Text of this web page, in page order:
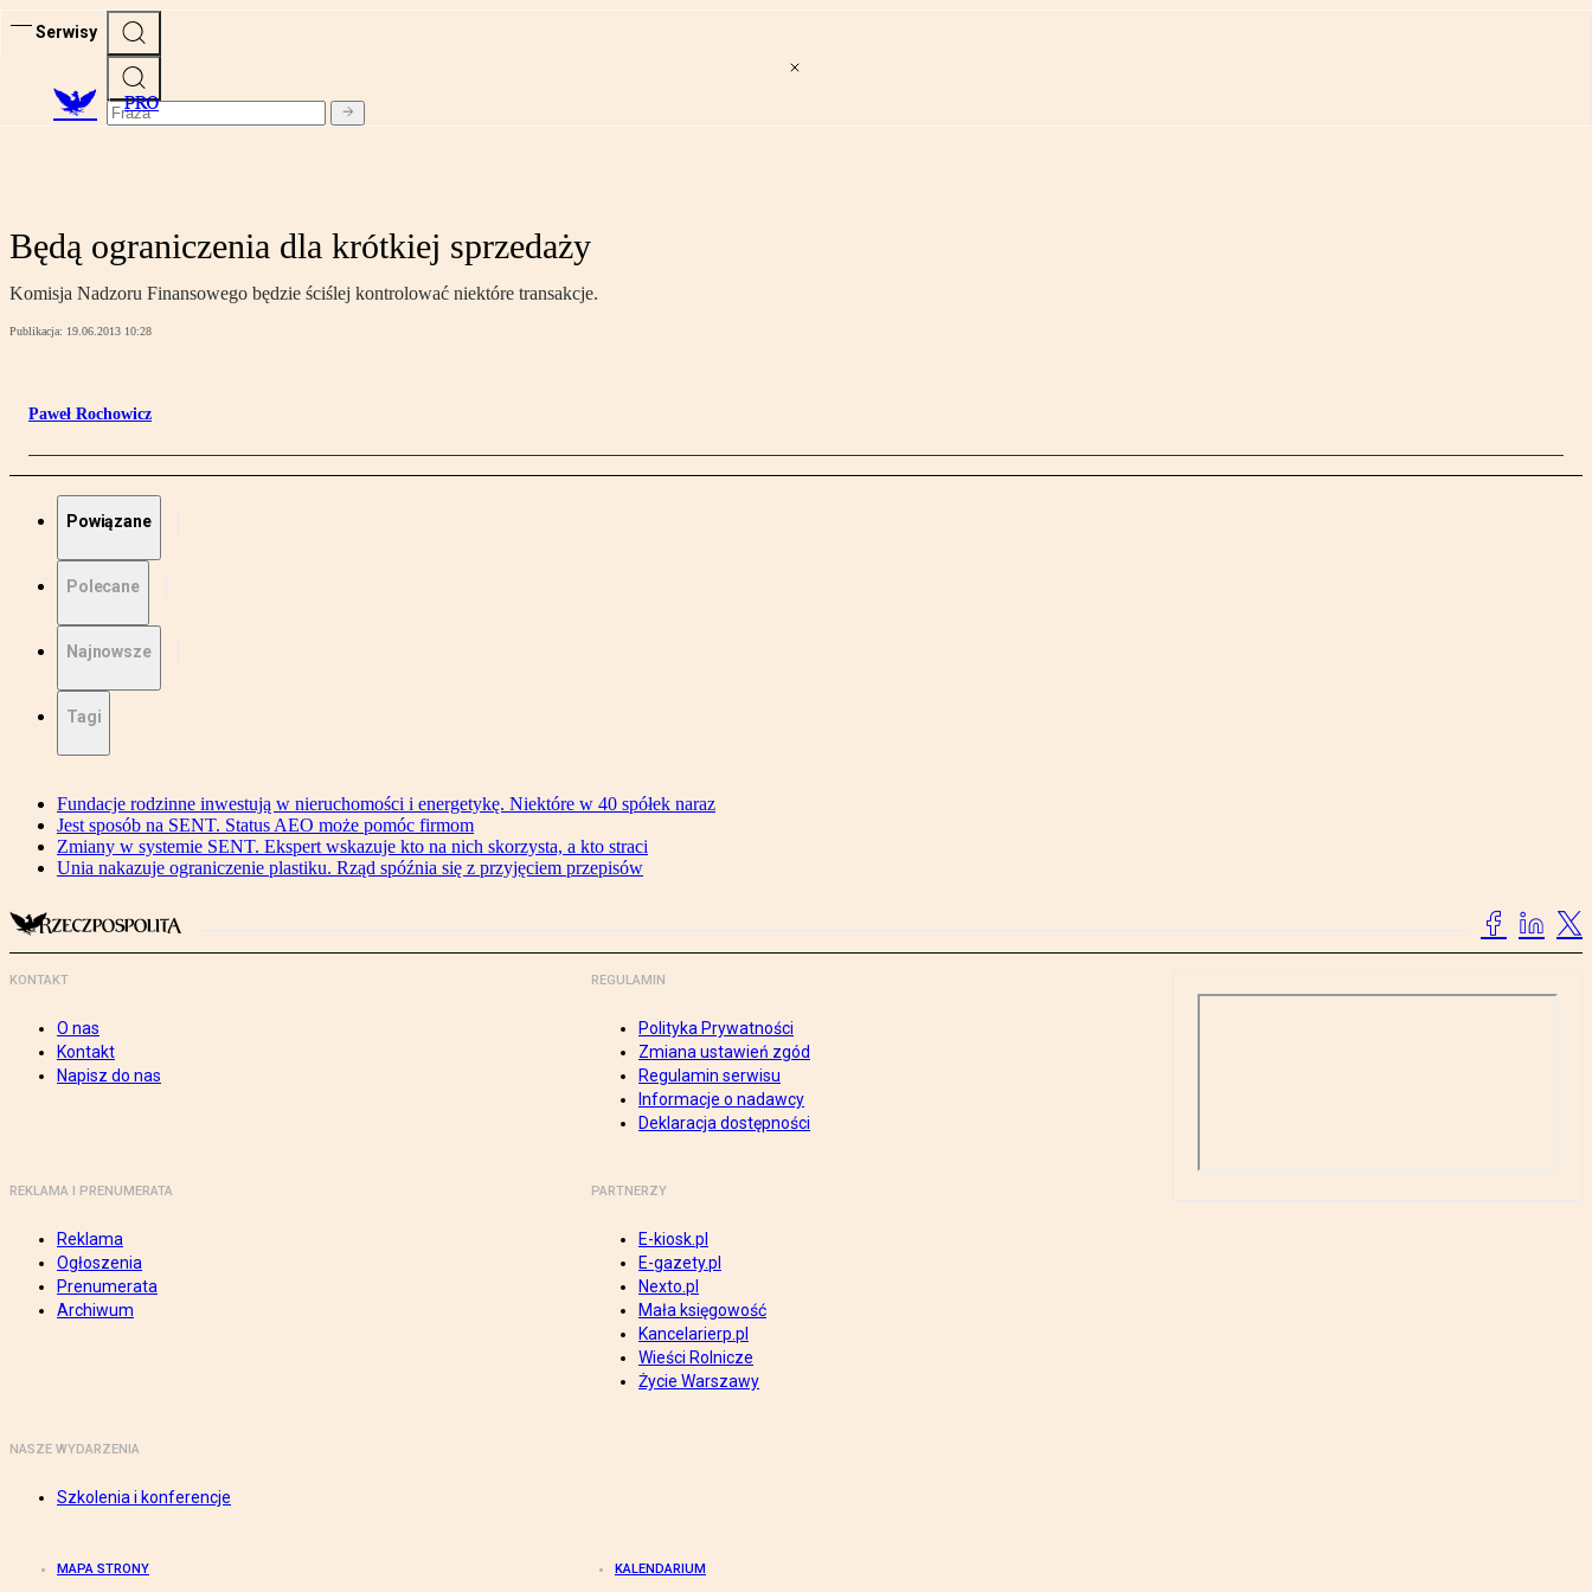
Serwisy
PRO
Będą ograniczenia dla krótkiej sprzedaży
Komisja Nadzoru Finansowego będzie ściślej kontrolować niektóre transakcje.
Publikacja: 19.06.2013 10:28
Paweł Rochowicz
Powiązane
Polecane
Najnowsze
Tagi
Fundacje rodzinne inwestują w nieruchomości i energetykę. Niektóre w 40 spółek naraz
Jest sposób na SENT. Status AEO może pomóc firmom
Zmiany w systemie SENT. Ekspert wskazuje kto na nich skorzysta, a kto straci
Unia nakazuje ograniczenie plastiku. Rząd spóźnia się z przyjęciem przepisów
KONTAKT
O nas
Kontakt
Napisz do nas
REGULAMIN
Polityka Prywatności
Zmiana ustawień zgód
Regulamin serwisu
Informacje o nadawcy
Deklaracja dostępności
REKLAMA I PRENUMERATA
Reklama
Ogłoszenia
Prenumerata
Archiwum
PARTNERZY
E-kiosk.pl
E-gazety.pl
Nexto.pl
Mała księgowość
Kancelarierp.pl
Wieści Rolnicze
Życie Warszawy
NASZE WYDARZENIA
Szkolenia i konferencje
MAPA STRONY KALENDARIUM